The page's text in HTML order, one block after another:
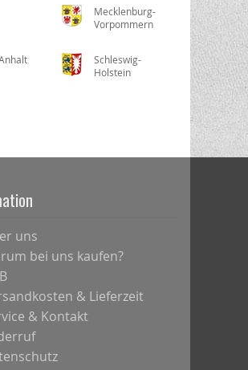
Mecklenburg-
Vorpommern
Schleswig-
Holstein
uns
bei uns kaufen?
& Lieferzeit
& Kontakt